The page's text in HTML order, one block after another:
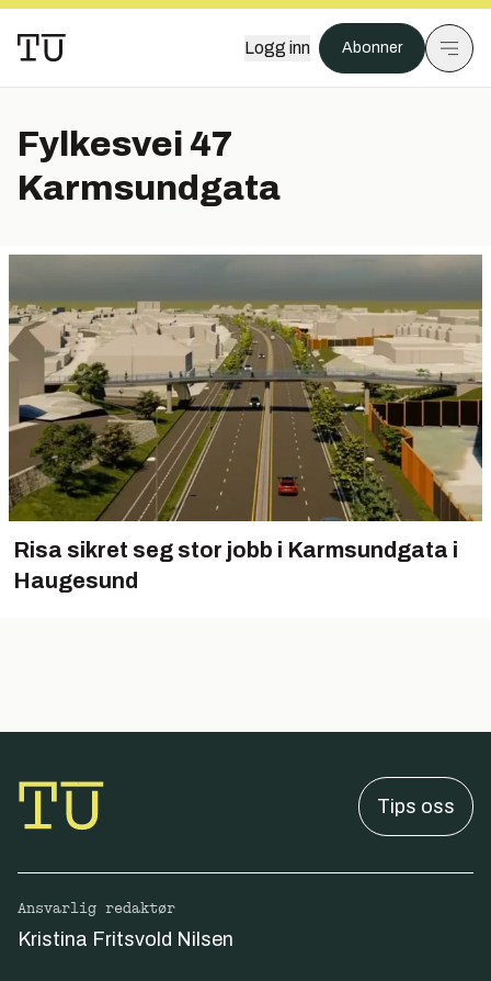
Logg inn Abonner
Fylkesvei 47
Karmsundgata
Risa sikret seg stor jobb i Karmsundgata i
Haugesund
Tips oss
Ansvarlig redaktør
Kristina Fritsvold Nilsen